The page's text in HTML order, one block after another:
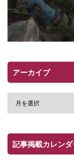
アーカイブ
記事掲載カレンダ